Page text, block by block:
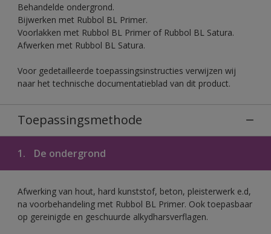
Behandelde ondergrond.
Bijwerken met Rubbol BL Primer.
Voorlakken met Rubbol BL Primer of Rubbol BL Satura.
Afwerken met Rubbol BL Satura.
Voor gedetailleerde toepassingsinstructies verwijzen wij
naar het technische documentatieblad van dit product.
Toepassingsmethode
1. De ondergrond
Afwerking van hout, hard kunststof, beton, pleisterwerk e.d,
na voorbehandeling met Rubbol BL Primer. Ook toepasbaar
op gereinigde en geschuurde alkydharsverflagen.